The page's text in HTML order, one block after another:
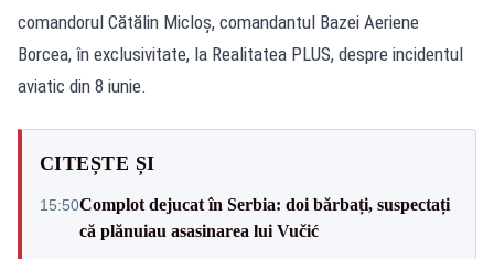
comandorul Cătălin Micloș, comandantul Bazei Aeriene
Borcea, în exclusivitate, la Realitatea PLUS, despre incidentul
aviatic din 8 iunie.
CITEȘTE ȘI
15:50Complot dejucat în Serbia: doi bărbați, suspectați
că plănuiau asasinarea lui Vučić